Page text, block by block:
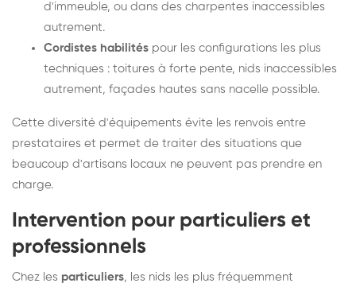
d'immeuble, ou dans des charpentes inaccessibles
autrement.
Cordistes habilités pour les configurations les plus
techniques : toitures à forte pente, nids inaccessibles
autrement, façades hautes sans nacelle possible.
Cette diversité d'équipements évite les renvois entre
prestataires et permet de traiter des situations que
beaucoup d'artisans locaux ne peuvent pas prendre en
charge.
Intervention pour particuliers et
professionnels
Chez les particuliers, les nids les plus fréquemment